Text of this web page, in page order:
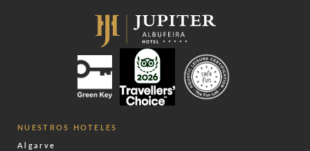
NUESTROS HOTELES
Algarve
Rua Alexandre O'Neill, 8200-343 Albufeira - Portugal
+351 289 009 300 - info.albufeira@jupiterhotelgroup.com